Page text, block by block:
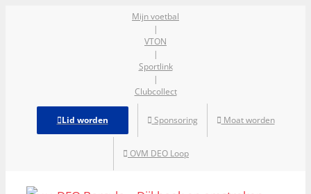
Mijn voetbal
|
VTON
|
Sportlink
|
Clubcollect
Lid worden Sponsoring Moat worden
OVM DEO Loop